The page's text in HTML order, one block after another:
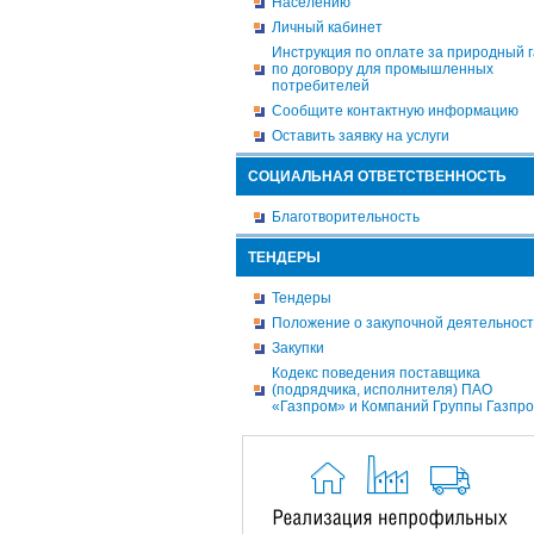
Личный кабинет
Инструкция по оплате за природный
по договору для промышленных
потребителей
Сообщите контактную информацию
Оставить заявку на услуги
СОЦИАЛЬНАЯ ОТВЕТСТВЕННОСТЬ
Благотворительность
ТЕНДЕРЫ
Тендеры
Положение о закупочной
Закупки
Кодекс поведения поставщика
(подрядчика, исполнителя) ПАО
«Газпром» и Компаний Группы